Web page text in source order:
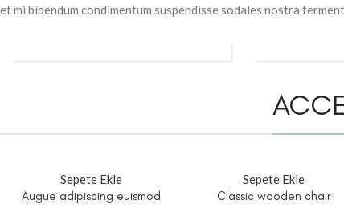
et mi bibendum condimentum suspendisse sodales nostra
Sepete Ekle
Augue adipiscing euismod
Sepete Ekle
Classic wooden chair